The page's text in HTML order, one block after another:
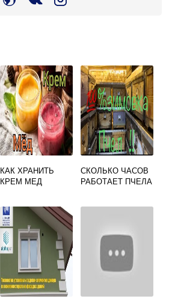
КАК ХРАНИТЬ
КРЕМ МЕД
СКОЛЬКО ЧАСОВ
РАБОТАЕТ ПЧЕЛА